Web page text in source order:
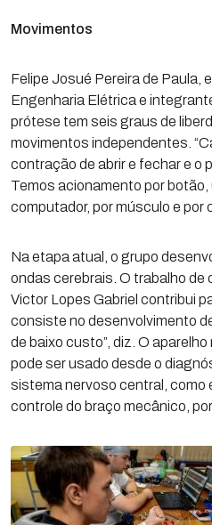
Movimentos
Felipe Josué Pereira de Paula,
Engenharia Elétrica e
prótese tem seis graus de
movimentos independentes.
contração de abrir e fechar e o
Temos acionamento por
computador, por músculo e por
Na etapa atual, o grupo
ondas cerebrais. O trabalho de
Victor Lopes Gabriel contribui
consiste no desenvolvimento
de baixo custo”, diz. O
pode ser usado desde o
sistema nervoso central, como
controle do braço mecânico, por